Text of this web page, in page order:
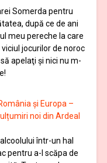
Somerda pentru
după ce de ani
meu pereche la care
jocurilor de noroc
apelaţi şi nici nu m-
și Europa –
noi din Ardeal
într-un hal
pentru a-l scăpa de